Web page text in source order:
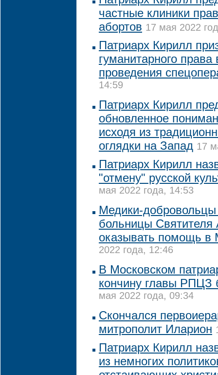
частные клиники
абортов 17 мая 2022
Патриарх Кирилл
гуманитарного права
проведения
14:59
Патриарх Кирилл
обновленное
исходя из
оглядки на Запад 17
Патриарх Кирилл
"отмену" русской
мая 2022 года, 14:53
Медики-добровольцы
больницы Cвятителя
оказывать помощь в
2022 года, 12:46
В Московском
кончину главы РПЦЗ
мая 2022 года, 09:34
Скончался
митрополит Иларион
Патриарх Кирилл
из немногих